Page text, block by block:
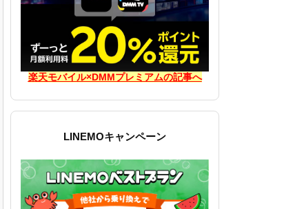
楽天モバイル×DMMプレミアムの記事へ
LINEMOキャンペーン